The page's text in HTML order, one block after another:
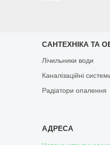
САНТЕХНІКА ТА
Лічильники води
Каналізаційні
Радіатори опалення